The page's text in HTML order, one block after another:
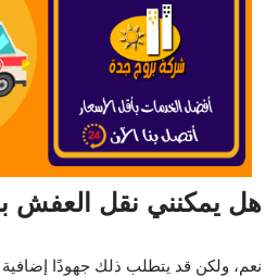
هل يمكنني نقل العفش
نعم، ولكن قد يتطلب ذلك جهودًا